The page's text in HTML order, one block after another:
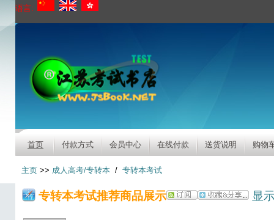
语言:
首页 付款方式 会员中心 在线付款 送货说明 购物
主页 >> 成人高考/专转本 / 专转本考试
专转本考试推荐商品展示 显